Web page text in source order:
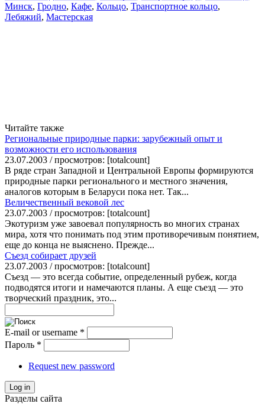
Минск, Гродно, Кафе, Кольцо, Транспортное кольцо,
Лебяжий, Мастерская
Читайте также
Региональные природные парки: зарубежный опыт и
возможности его использования
23.07.2003 / просмотров: [totalcount]
В ряде стран Западной и Центральной Европы формируются
природные парки регионального и местного значения,
аналогов которым в Беларуси пока нет. Так...
Величественный вековой лес
23.07.2003 / просмотров: [totalcount]
Экотуризм уже завоевал популярность во многих странах
мира, хотя что понимать под этим противоречивым понятием,
еще до конца не выяснено. Прежде...
Съезд собирает друзей
23.07.2003 / просмотров: [totalcount]
Съезд — это всегда событие, определенный рубеж, когда
подводятся итоги и намечаются планы. А еще съезд — это
творческий праздник, это...
E-mail or username *
Пароль *
Request new password
Log in
Разделы сайта